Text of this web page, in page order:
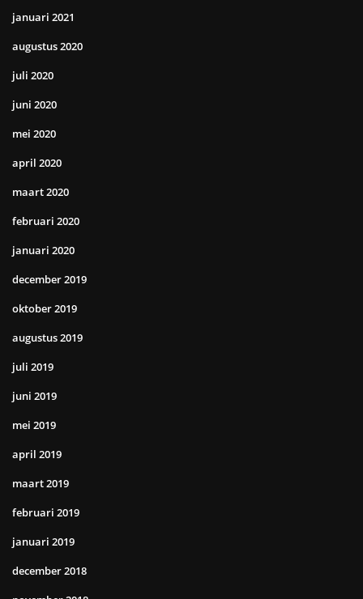
januari 2021
augustus 2020
juli 2020
juni 2020
mei 2020
april 2020
maart 2020
februari 2020
januari 2020
december 2019
oktober 2019
augustus 2019
juli 2019
juni 2019
mei 2019
april 2019
maart 2019
februari 2019
januari 2019
december 2018